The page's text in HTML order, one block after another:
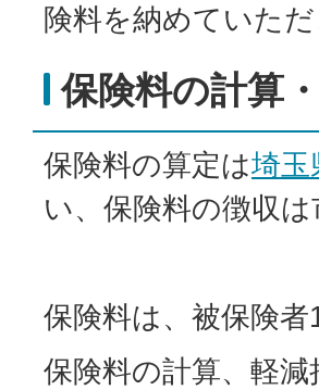
険料を納めていただ
保険料の計算
保険料の算定は埼玉
い、保険料の徴収
保険料は、被保険
保険料の計算、軽